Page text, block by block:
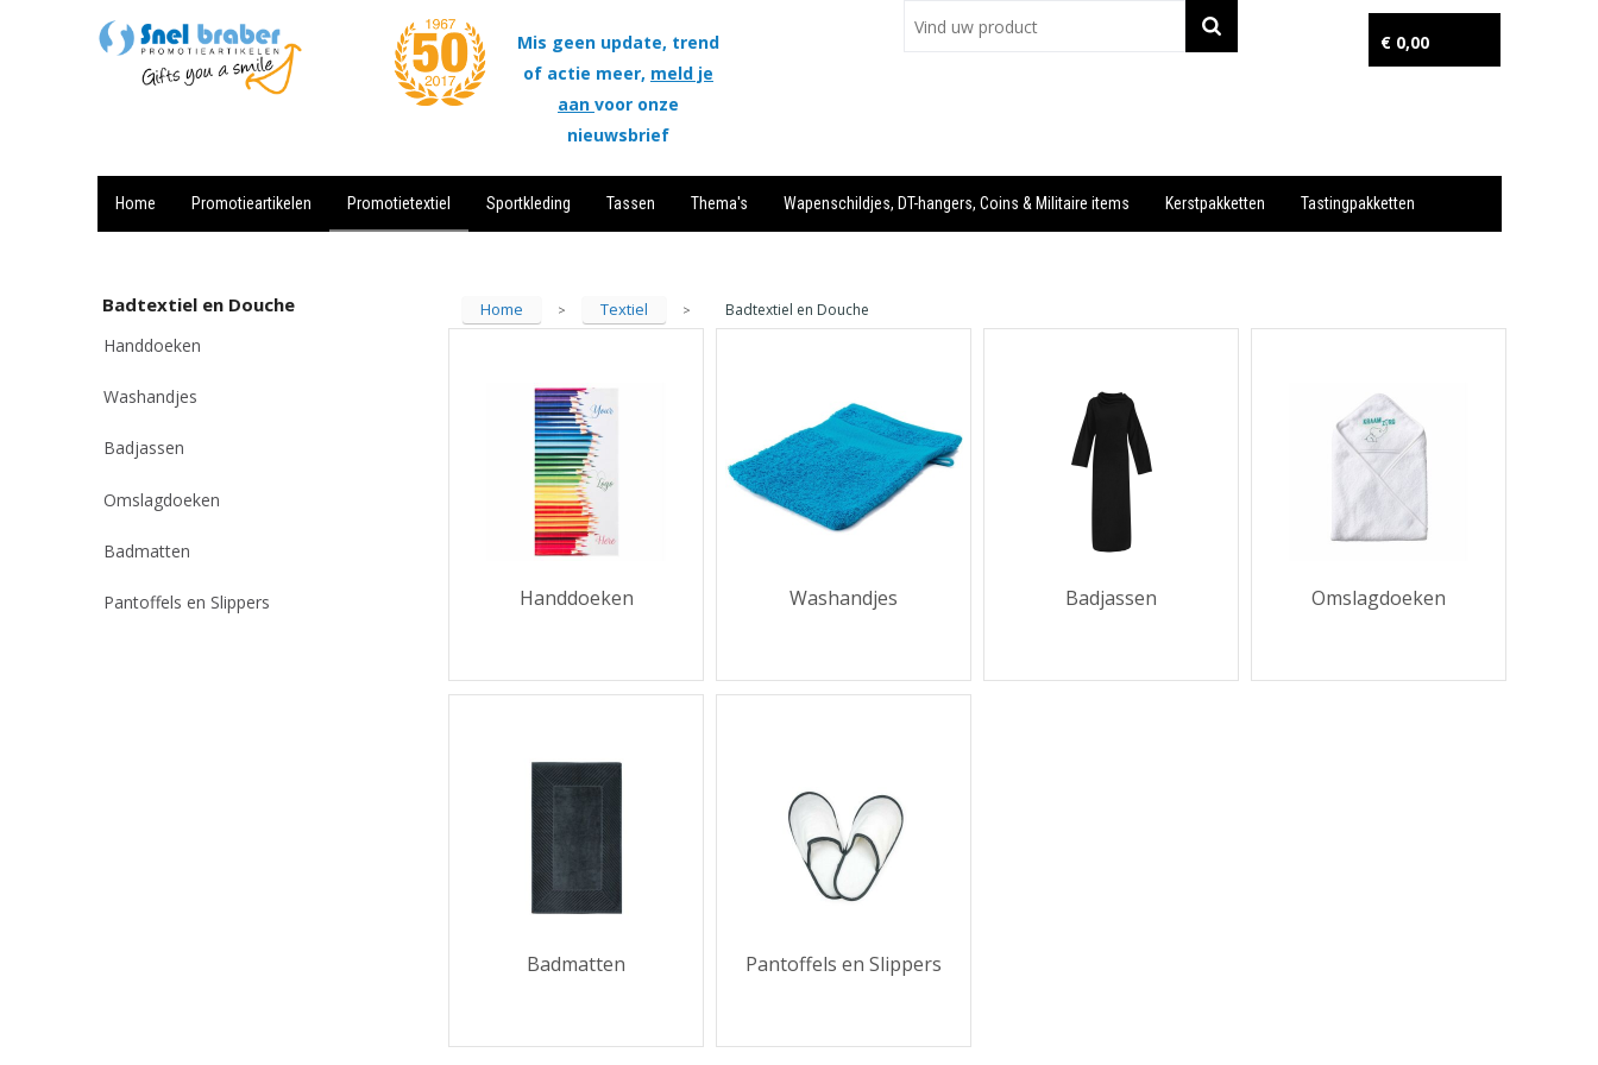
Mis geen update, trend
of actie meer, meld je
aan voor onze
nieuwsbrief
€ 0,00
Home Promotieartikelen Promotietextiel Sportkleding Tassen Thema's Wapenschildjes, DT-hangers, Coins & Militaire items Kerstpakketten Tastingpakketten
Badtextiel en Douche
Handdoeken
Washandjes
Badjassen
Omslagdoeken
Badmatten
Pantoffels en Slippers
Home > Textiel > Badtextiel en Douche
Handdoeken Washandjes Badjassen Omslagdoeken
Badmatten Pantoffels en Slippers